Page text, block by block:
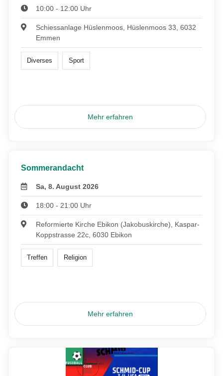
10:00 - 12:00 Uhr
Schiessanlage Hüslenmoos, Hüslenmoos 33, 6032
Emmen
Diverses Sport
Mehr erfahren
Sommerandacht
Sa, 8. August 2026
18:00 - 21:00 Uhr
Reformierte Kirche Ebikon (Jakobuskirche), Kaspar-
Koppstrasse 22c, 6030 Ebikon
Treffen Religion
Mehr erfahren